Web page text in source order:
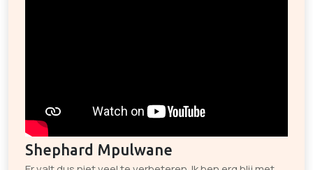
Shephard Mpulwane